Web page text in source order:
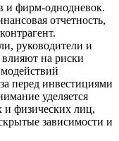
и фирм-однодневок.
отчетность,
руководители и
на риски
перед инвестициями
уделяется
и физических лиц,
зависимости и